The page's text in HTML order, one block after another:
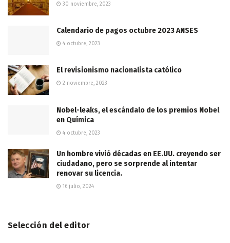
30 noviembre, 2023
Calendario de pagos octubre 2023 ANSES
4 octubre, 2023
El revisionismo nacionalista católico
2 noviembre, 2023
Nobel-leaks, el escándalo de los premios Nobel
en Química
4 octubre, 2023
Un hombre vivió décadas en EE.UU. creyendo ser
ciudadano, pero se sorprende al intentar
renovar su licencia.
16 julio, 2024
Selección del editor